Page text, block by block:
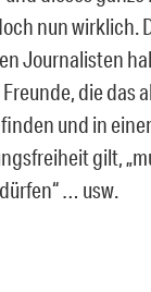
nun wirklich.
Journalisten
die das
und in
gilt,
… usw.